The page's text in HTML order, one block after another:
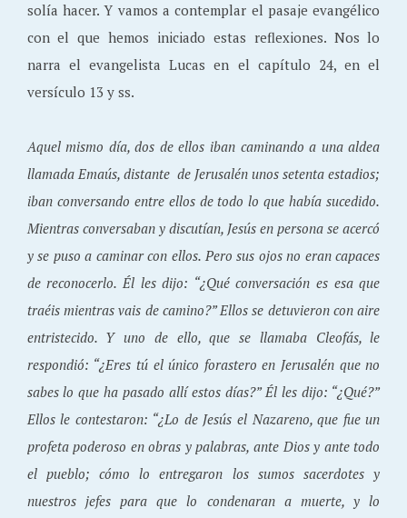
solía hacer. Y vamos a contemplar el pasaje evangélico
con el que hemos iniciado estas reflexiones. Nos lo
narra el evangelista Lucas en el capítulo 24, en el
versículo 13 y ss.
Aquel mismo día, dos de ellos iban caminando a una aldea
llamada Emaús, distante de Jerusalén unos setenta estadios;
iban conversando entre ellos de todo lo que había sucedido.
Mientras conversaban y discutían, Jesús en persona se acercó
y se puso a caminar con ellos. Pero sus ojos no eran capaces
de reconocerlo. Él les dijo: “¿Qué conversación es esa que
traéis mientras vais de camino?” Ellos se detuvieron con aire
entristecido. Y uno de ello, que se llamaba Cleofás, le
respondió: “¿Eres tú el único forastero en Jerusalén que no
sabes lo que ha pasado allí estos días?” Él les dijo: “¿Qué?”
Ellos le contestaron: “¿Lo de Jesús el Nazareno, que fue un
profeta poderoso en obras y palabras, ante Dios y ante todo
el pueblo; cómo lo entregaron los sumos sacerdotes y
nuestros jefes para que lo condenaran a muerte, y lo